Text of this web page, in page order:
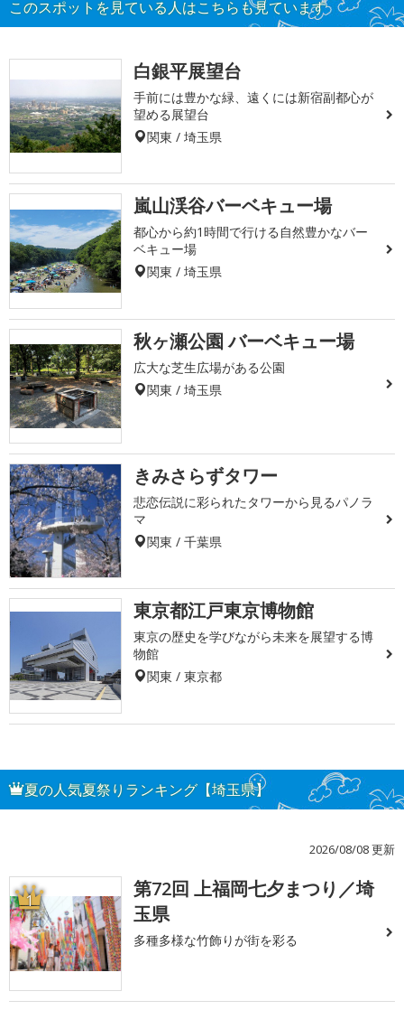
このスポットを見ている人はこちらも見ています
白銀平展望台
手前には豊かな緑、遠くには新宿副都心が
望める展望台
関東 / 埼玉県
嵐山渓谷バーベキュー場
都心から約1時間で行ける自然豊かなバー
ベキュー場
関東 / 埼玉県
秋ヶ瀬公園 バーベキュー場
広大な芝生広場がある公園
関東 / 埼玉県
きみさらずタワー
悲恋伝説に彩られたタワーから見るパノラ
マ
関東 / 千葉県
東京都江戸東京博物館
東京の歴史を学びながら未来を展望する博
物館
関東 / 東京都
夏の人気夏祭りランキング【埼玉県】
2026/08/08 更新
1
第72回 上福岡七夕まつり／埼
玉県
多種多様な竹飾りが街を彩る